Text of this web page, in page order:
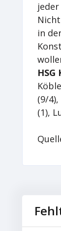
in
HSG
(9/
(1),